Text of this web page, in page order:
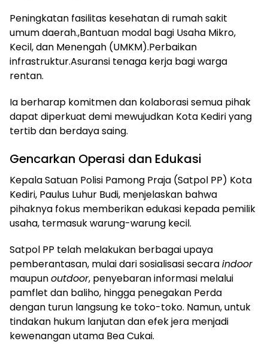
​Peningkatan fasilitas kesehatan di rumah sakit
umum daerah.,Bantuan modal bagi Usaha Mikro,
Kecil, dan Menengah (UMKM).Perbaikan
infrastruktur.Asuransi tenaga kerja bagi warga
rentan.
​Ia berharap komitmen dan kolaborasi semua pihak
dapat diperkuat demi mewujudkan Kota Kediri yang
tertib dan berdaya saing.
​Gencarkan Operasi dan Edukasi
​Kepala Satuan Polisi Pamong Praja (Satpol PP) Kota
Kediri, Paulus Luhur Budi, menjelaskan bahwa
pihaknya fokus memberikan edukasi kepada pemilik
usaha, termasuk warung-warung kecil.
​Satpol PP telah melakukan berbagai upaya
pemberantasan, mulai dari sosialisasi secaraindoor
maupunoutdoor, penyebaran informasi melalui
pamflet dan baliho, hingga penegakan Perda
dengan turun langsung ke toko-toko. Namun, untuk
tindakan hukum lanjutan dan efek jera menjadi
kewenangan utama Bea Cukai.